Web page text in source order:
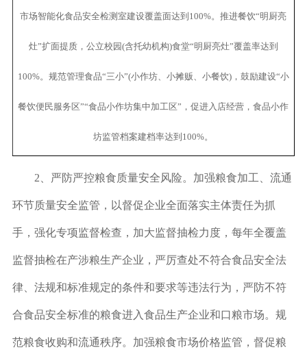
市场智能化食品安全检测室建设覆盖面达到100%。推进餐饮“明厨亮
灶”扩面提质，公立校园(含托幼机构)食堂“明厨亮灶”覆盖率达到
100%。规范管理食品“三小”(小作坊、小摊贩、小餐饮)，鼓励建设“小
餐饮便民服务区”“食品小作坊集中加工区”，促进入店经营，食品小作
坊监管档案建档率达到100%。
2 、严防严控粮食质量安全风险。 加强粮食加工、流通
环节质量安全监管，以督促企业全面落实主体责任为抓
手，强化专项监督检查，加大监督抽检力度，每年全覆盖
监督抽检在产涉粮生产企业，严厉查处不符合食品安全法
律、法规和标准规定的条件和要求等违法行为，严防不符
合食品安全标准的粮食进入食品生产企业和口粮市场。规
范粮食收购和流通秩序。加强粮食市场价格监管，督促粮